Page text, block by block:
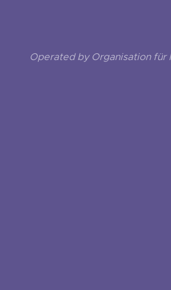
Operated by Organisation